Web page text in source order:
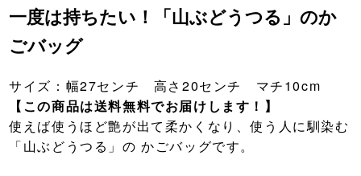
一度は持ちたい！「山ぶどうつる」のか
ごバッグ
サイズ：幅27センチ 高さ20センチ マチ10cm
【この商品は送料無料でお届けします！】
使えば使うほど艶が出て柔かくなり、使う人に馴染む
「山ぶどうつる」の かごバッグです。